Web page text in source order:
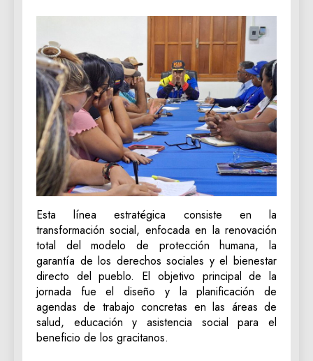
Esta línea estratégica consiste en la
transformación social, enfocada en la renovación
total del modelo de protección humana, la
garantía de los derechos sociales y el bienestar
directo del pueblo. El objetivo principal de la
jornada fue el diseño y la planificación de
agendas de trabajo concretas en las áreas de
salud, educación y asistencia social para el
beneficio de los gracitanos.